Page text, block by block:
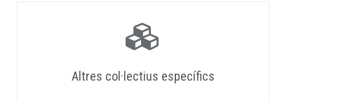
Altres col·lectius específics